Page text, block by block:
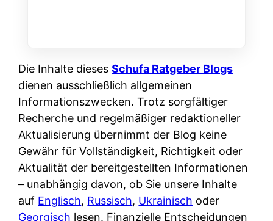
h
i
e
r
e
n
r
u
s
s
W
t
i
r
k
n
d
e
r
S
c
h
u
t
z
Die Inhalte diesesSchufa Ratgeber Blogs
dienen ausschließlich allgemeinen
Informationszwecken. Trotz sorgfältiger
Recherche und regelmäßiger redaktioneller
Aktualisierung übernimmt der Blog keine
Gewähr für Vollständigkeit, Richtigkeit oder
Aktualität der bereitgestellten Informationen
– unabhängig davon, ob Sie unsere Inhalte
auf Englisch, Russisch, Ukrainisch oder
Georgisch lesen. Finanzielle Entscheidungen